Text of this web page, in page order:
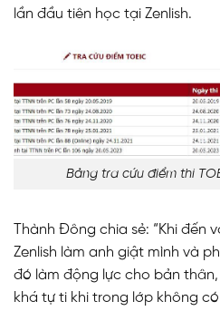
lần đầu tiên học tại Zenlish.
Bảng tra cứu điểm thi
Thành Đông chia sẻ: “Khi đến
Zenlish làm anh giật mình và
đó làm động lực cho bản
khá tự ti khi trong lớp không